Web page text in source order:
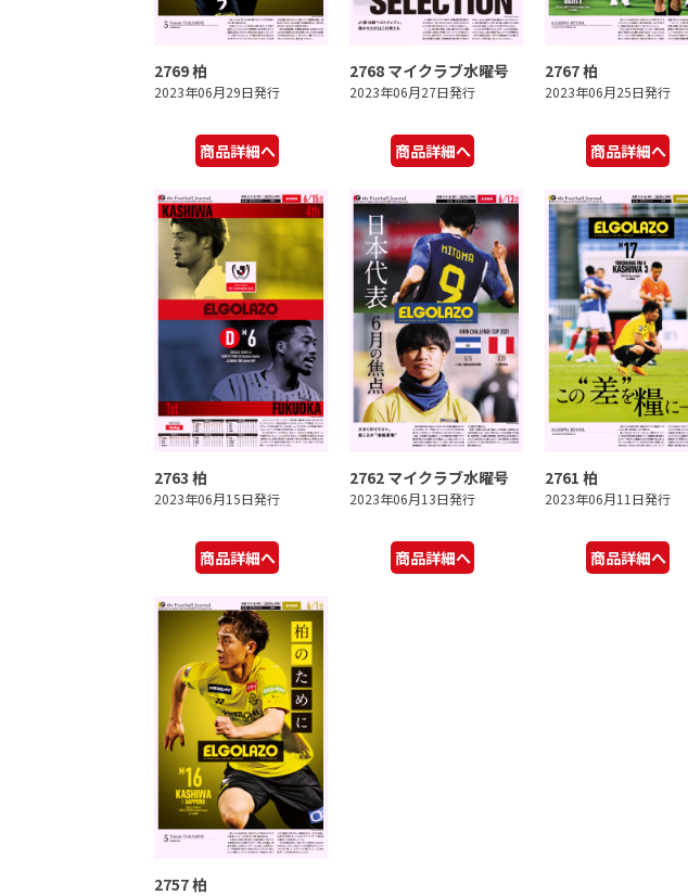
2769 柏
2023年06月29日発行
商品詳細へ
2768 マイクラブ水曜号
2023年06月27日発行
商品詳細へ
2767 柏
2023年06月25日発行
商品詳細へ
2763 柏
2023年06月15日発行
商品詳細へ
2762 マイクラブ水曜号
2023年06月13日発行
商品詳細へ
2761 柏
2023年06月11日発行
商品詳細へ
2757 柏